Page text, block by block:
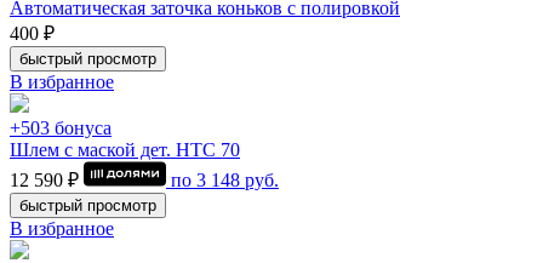
Автоматическая заточка коньков с полировкой
400 ₽
быстрый просмотр
В избранное
+503 бонуса
Шлем с маской дет. HTC 70
12 590 ₽
по 3 148 руб.
быстрый просмотр
В избранное